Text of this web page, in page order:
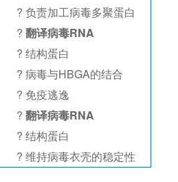
? 负责加工病毒多聚蛋白
? 翻译病毒RNA
? 结构蛋白
? 病毒与HBGA的结合
? 免疫逃逸
? 翻译病毒RNA
? 结构蛋白
? 维持病毒衣壳的稳定性